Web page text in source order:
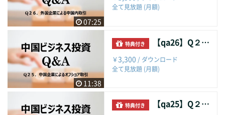
07:25
全て見放題 (月額)
11:38
特典付き 【qa26】Q２５．中国企業によるオフショア取引
￥3,300 / ダウンロード
全て見放題 (月額)
特典付き 【qa25】Q２４．貿易取引決済